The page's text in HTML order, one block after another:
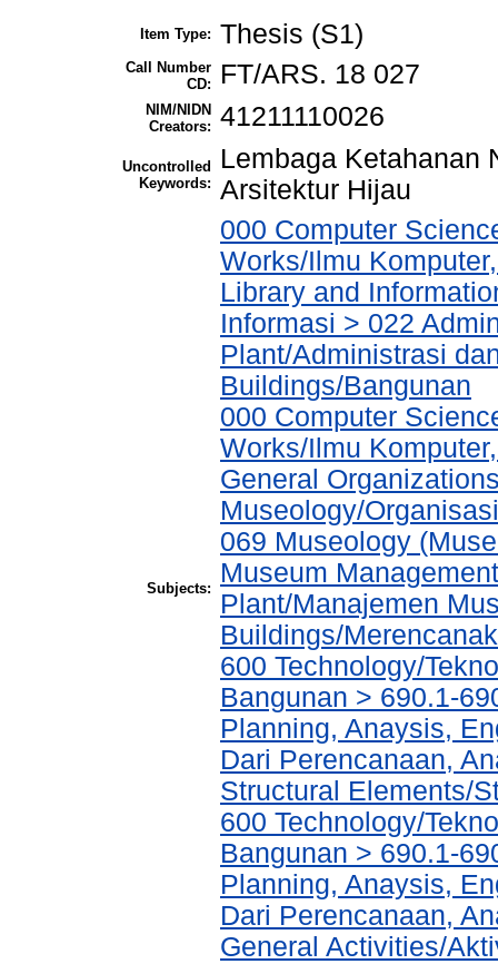
Item Type: Thesis (S1)
Call Number
CD:
FT/ARS. 18 027
NIM/NIDN
Creators: 41211110026
Uncontrolled
Keywords:
Lembaga Ketahanan
Arsitektur Hijau
Subjects:
000 Computer
Works/Ilmu
Library and
Informasi > 022
Plant/Administrasi
Buildings/Bangunan
000 Computer
Works/Ilmu
General
Museology/
069 Museology
Museum
Plant/Manajemen
Buildings/
600 Technology/
Bangunan > 690.1-
Planning, Anaysis,
Dari Perencanaan,
Structural Elements/
600 Technology/
Bangunan > 690.1-
Planning, Anaysis,
Dari Perencanaan,
General Activities/